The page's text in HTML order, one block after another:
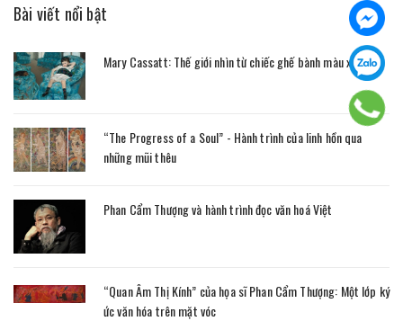
Bài viết nổi bật
Mary Cassatt: Thế giới nhìn từ chiếc ghế bành màu xanh
“The Progress of a Soul” - Hành trình của linh hồn qua
những mũi thêu
Phan Cẩm Thượng và hành trình đọc văn hoá Việt
“Quan Âm Thị Kính” của họa sĩ Phan Cẩm Thượng: Một lớp ký
ức văn hóa trên mặt vóc